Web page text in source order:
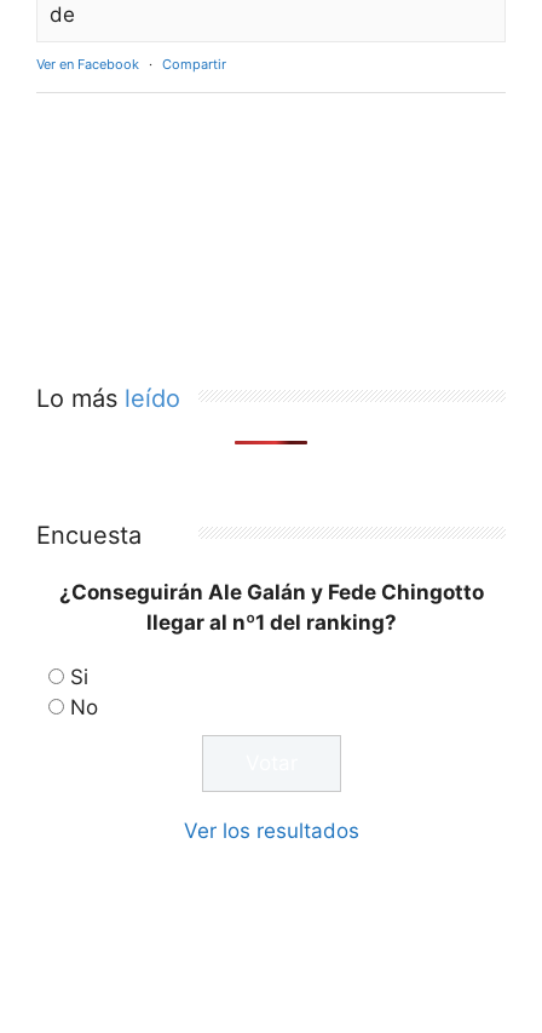
de
Ver en Facebook · Compartir
Lo más leído
Encuesta
¿Conseguirán Ale Galán y Fede Chingotto
llegar al nº1 del ranking?
Si
No
Ver los resultados